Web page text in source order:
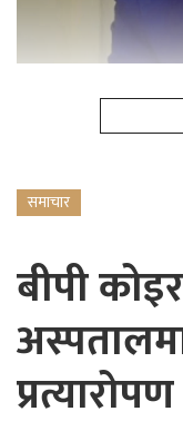
समाचार
बीपी